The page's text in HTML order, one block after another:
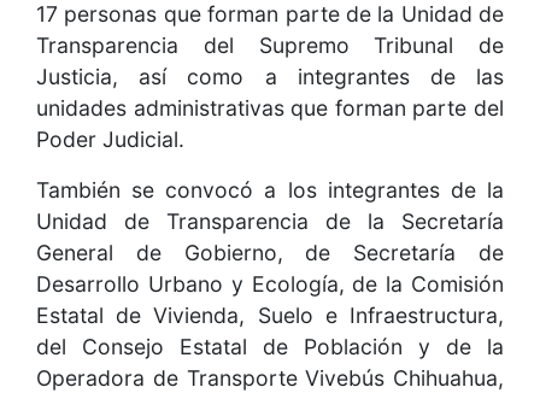
17 personas que forman parte de la Unidad de
Transparencia del Supremo Tribunal de
Justicia, así como a integrantes de las
unidades administrativas que forman parte del
Poder Judicial.
También se convocó a los integrantes de la
Unidad de Transparencia de la Secretaría
General de Gobierno, de Secretaría de
Desarrollo Urbano y Ecología, de la Comisión
Estatal de Vivienda, Suelo e Infraestructura,
del Consejo Estatal de Población y de la
Operadora de Transporte Vivebús Chihuahua,